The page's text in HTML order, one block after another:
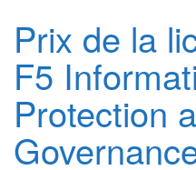
Prix de la
F5
Protection